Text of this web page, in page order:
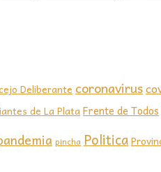
Deliberante coronavirus
de La PlataFrente de Todos
pincha Politica